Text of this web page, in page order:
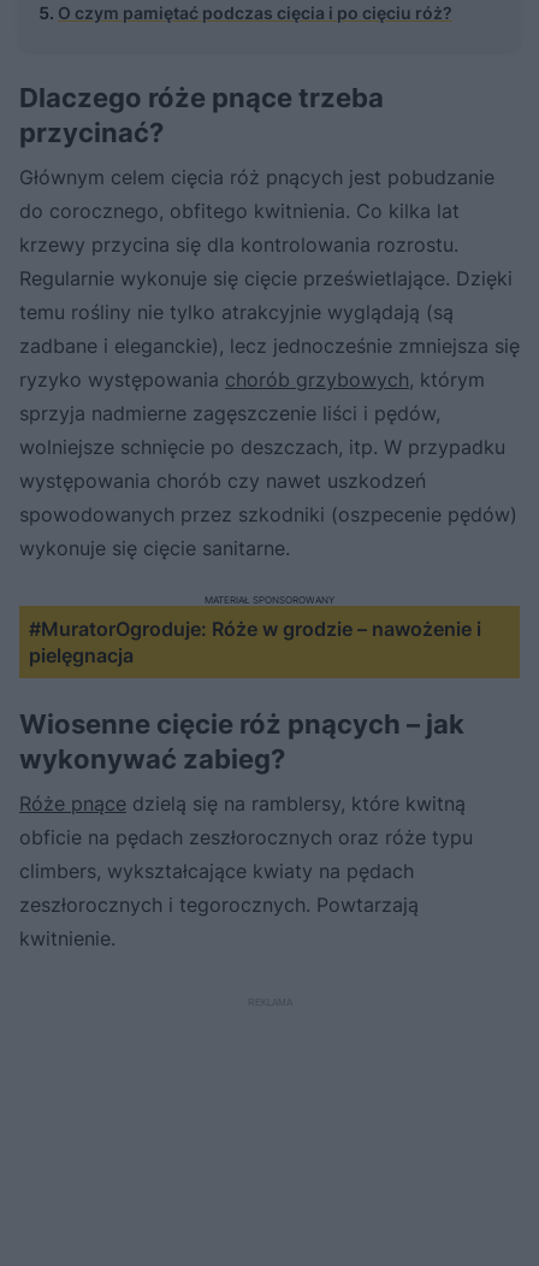
O czym pamiętać podczas cięcia i po cięciu róż?
Dlaczego róże pnące trzeba
przycinać?
Głównym celem cięcia róż pnących jest pobudzanie
do corocznego, obfitego kwitnienia. Co kilka lat
krzewy przycina się dla kontrolowania rozrostu.
Regularnie wykonuje się cięcie prześwietlające. Dzięki
temu rośliny nie tylko atrakcyjnie wyglądają (są
zadbane i eleganckie), lecz jednocześnie zmniejsza się
ryzyko występowania chorób grzybowych, którym
sprzyja nadmierne zagęszczenie liści i pędów,
wolniejsze schnięcie po deszczach, itp. W przypadku
występowania chorób czy nawet uszkodzeń
spowodowanych przez szkodniki (oszpecenie pędów)
wykonuje się cięcie sanitarne.
#MuratorOgroduje: Róże w grodzie – nawożenie i
pielęgnacja
MATERIAŁ SPONSOROWANY
Wiosenne cięcie róż pnących – jak
wykonywać zabieg?
Róże pnące dzielą się na ramblersy, które kwitną
obficie na pędach zeszłorocznych oraz róże typu
climbers, wykształcające kwiaty na pędach
zeszłorocznych i tegorocznych. Powtarzają
kwitnienie.